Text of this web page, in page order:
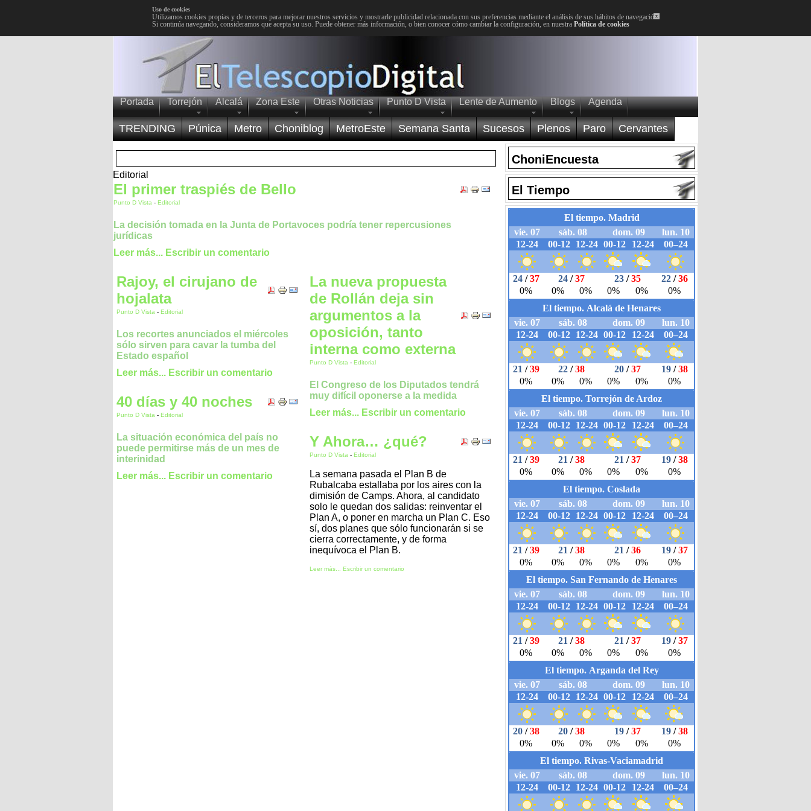
x
Uso de cookies
Utilizamos cookies propias y de terceros para mejorar nuestros servicios y mostrarle publicidad relacionada con sus preferencias mediante el análisis de sus hábitos de navegación.
Si continúa navegando, consideramos que acepta su uso. Puede obtener más información, o bien conocer cómo cambiar la configuración, en nuestra Política de cookies
Portada Torrejón Alcalá Zona Este Otras Noticias Punto D Vista Lente de Aumento Blogs Agenda
TRENDING Púnica Metro Choniblog MetroEste Semana Santa Sucesos Plenos Paro Cervantes
Editorial
El primer traspiés de Bello
Punto D Vista - Editorial
La decisión tomada en la Junta de Portavoces podría tener repercusiones
jurídicas
Leer más... Escribir un comentario
Rajoy, el cirujano de
hojalata
Punto D Vista - Editorial
Los recortes anunciados el miércoles
sólo sirven para cavar la tumba del
Estado español
Leer más... Escribir un comentario
40 días y 40 noches
Punto D Vista - Editorial
La situación económica del país no
puede permitirse más de un mes de
interinidad
Leer más... Escribir un comentario
La nueva propuesta
de Rollán deja sin
argumentos a la
oposición, tanto
interna como externa
Punto D Vista - Editorial
El Congreso de los Diputados tendrá
muy difícil oponerse a la medida
Leer más... Escribir un comentario
Y Ahora… ¿qué?
Punto D Vista - Editorial
La semana pasada el Plan B de
Rubalcaba estallaba por los aires con la
dimisión de Camps. Ahora, al candidato
solo le quedan dos salidas: reinventar el
Plan A, o poner en marcha un Plan C. Eso
sí, dos planes que sólo funcionarán si se
cierra correctamente, y de forma
inequívoca el Plan B.
Leer más... Escribir un comentario
ChoniEncuesta
El Tiempo